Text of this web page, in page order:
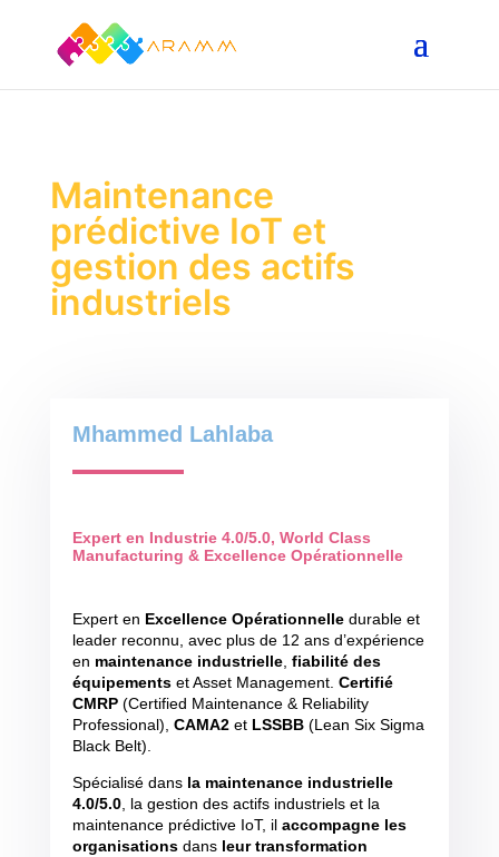
Maintenance
prédictive IoT et
gestion des actifs
industriels
Mhammed Lahlaba
Expert en Industrie 4.0/5.0, World Class
Manufacturing & Excellence Opérationnelle
Expert en Excellence Opérationnelledurable et
leader reconnu, avec plus de 12 ans d’expérience
en maintenance industrielle, fiabilité des
équipementset Asset Management. Certifié
CMRP(Certified Maintenance & Reliability
Professional), CAMA2et LSSBB(Lean Six Sigma
Black Belt).
Spécialisé dans la maintenance industrielle
4.0/5.0, la gestion des actifs industriels et la
maintenance prédictive IoT, il accompagne les
organisationsdans leur transformation